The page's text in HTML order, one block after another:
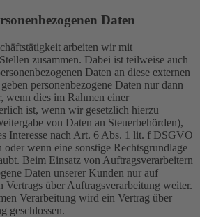
Daten
arbeiten wir mit
zusammen. Dabei ist teilweise auch
Daten an diese externen
personenbezogene Daten nur dann
wenn dies im Rahmen einer
ist, wenn wir gesetzlich hierzu
von Daten an Steuerbehörden),
Interesse nach Art. 6 Abs. 1 lit. f DSGVO
oder wenn eine sonstige Rechtsgrundlage
Beim Einsatz von Auftragsverarbeitern
Daten unserer Kunden nur auf
Vertrags über Auftragsverarbeitung weiter.
Verarbeitung wird ein Vertrag über
geschlossen.